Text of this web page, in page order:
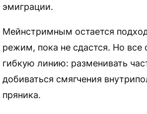
эмиграции.
Мейнстримным остается
режим, пока не сдастся. Но все
гибкую линию: разменивать
добиваться смягчения
пряника.